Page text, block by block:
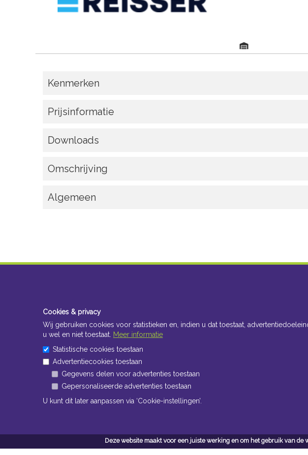
Deze website maakt voor een juiste werking en om het gebruik van de
Kenmerken
Prijsinformatie
Downloads
Omschrijving
Algemeen
Contacteer ons
Cookies & privacy
Wij gebruiken cookies voor statistieken en, indien u dat toestaat,
u wel en niet toestaat. Meer informatie
Statistische cookies toestaan
Advertentiecookies toestaan
Gegevens delen voor advertenties toestaan
Gepersonaliseerde advertenties toestaan
U kunt dit later aanpassen via ‘Cookie-instellingen’.